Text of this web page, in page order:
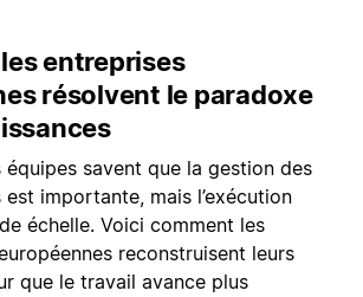
entreprises
résolvent le paradoxe
savent que la gestion des
est importante, mais l’exécution
échelle. Voici comment les
reconstruisent leurs
que le travail avance plus